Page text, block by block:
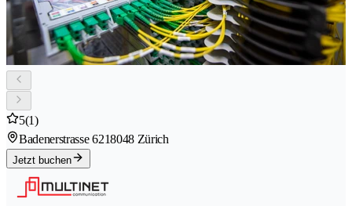
5(1)
Badenerstrasse 6218048 Zürich
Jetzt buchen